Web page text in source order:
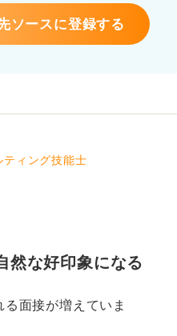
ソースに登録する
ティング技能士
然な好印象になる
面接が増えていま